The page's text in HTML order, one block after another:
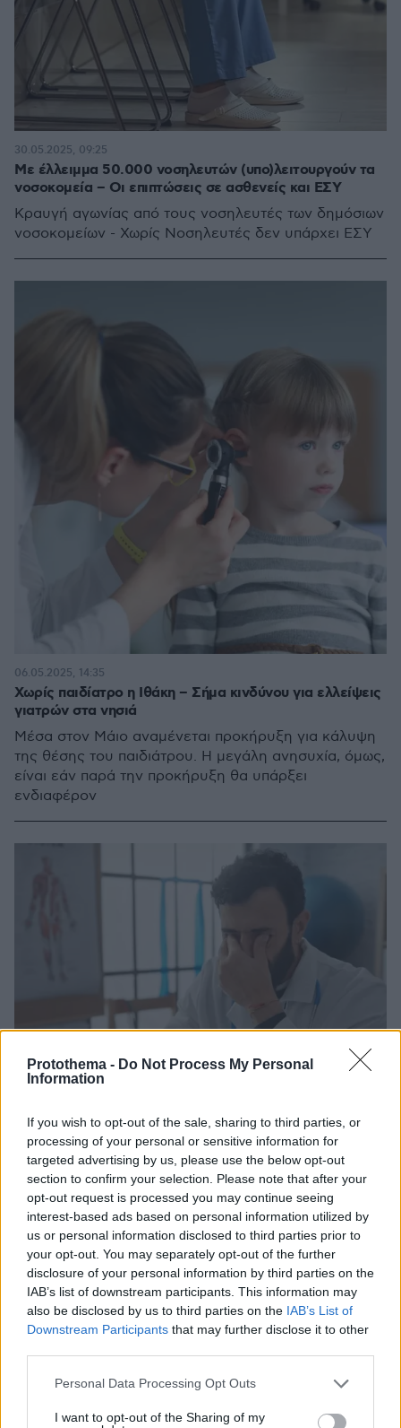
Protothema - Do Not Process My Personal
Information
If you wish to opt-out of the sale, sharing to third parties, or
processing of your personal or sensitive information for
targeted advertising by us, please use the below opt-out
section to confirm your selection. Please note that after your
opt-out request is processed you may continue seeing
interest-based ads based on personal information utilized by
us or personal information disclosed to third parties prior to
your opt-out. You may separately opt-out of the further
disclosure of your personal information by third parties on the
IAB’s list of downstream participants. This information may
also be disclosed by us to third parties on the IAB’s List of
Downstream Participants that may further disclose it to other
Please note that this website/app uses one or more Google
not limited to your visit or usage behaviour. You may click to
Personal Data Processing Opt Outs
I want to opt-out of the Sharing of my
Με έλλειμμα 50.000 νοσηλευτών (υπο)λειτουργούν τα
νοσοκομεία – Οι επιπτώσεις σε ασθενείς και ΕΣΥ
Κραυγή αγωνίας από τους νοσηλευτές των δημόσιων
νοσοκομείων - Χωρίς Νοσηλευτές δεν υπάρχει ΕΣΥ
30.05.2025, 09:25
Χωρίς παιδίατρο η Ιθάκη – Σήμα κινδύνου για ελλείψεις
γιατρών στα νησιά
Μέσα στον Μάιο αναμένεται προκήρυξη για κάλυψη
της θέσης του παιδιάτρου. Η μεγάλη ανησυχία, όμως,
είναι εάν παρά την προκήρυξη θα υπάρξει
ενδιαφέρον
06.05.2025, 14:35
Ξέμειναν από γιατρούς τα νησιά μας – Αγωνιώδεις
αναζητήσεις για να καλυφθούν τα κενά ενόψει Πάσχα
Η 2η Υγειονομική Περιφέρεια καλεί γενικούς
γιατρούς και παθολόγους να μετακινηθούν σε 17
νησιά του Αιγαίου για κάλυψη υγειονομικών αναγκών
το Πάσχα
02.04.2025, 13:31 1